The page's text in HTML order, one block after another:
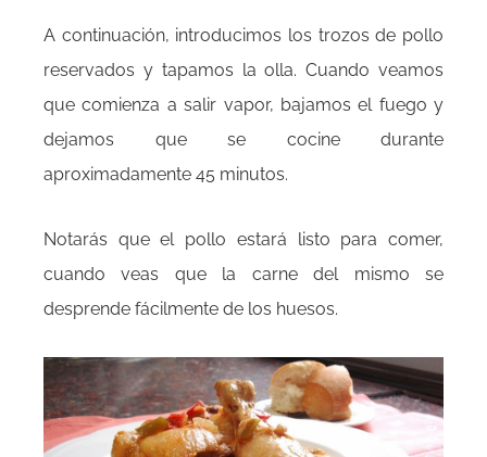
A continuación, introducimos los trozos de pollo
reservados y tapamos la olla. Cuando veamos
que comienza a salir vapor, bajamos el fuego y
dejamos que se cocine durante
aproximadamente 45 minutos.
Notarás que el pollo estará listo para comer,
cuando veas que la carne del mismo se
desprende fácilmente de los huesos.